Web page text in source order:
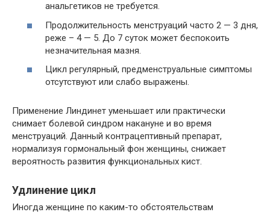
анальгетиков не требуется.
Продолжительность менструаций часто 2 — 3 дня,
реже – 4 — 5. До 7 суток может беспокоить
незначительная мазня.
Цикл регулярный, предменструальные симптомы
отсутствуют или слабо выражены.
Применение Линдинет уменьшает или практически
снимает болевой синдром накануне и во время
менструаций. Данный контрацептивный препарат,
нормализуя гормональный фон женщины, снижает
вероятность развития функциональных кист.
Удлинение цикл
Иногда женщине по каким-то обстоятельствам